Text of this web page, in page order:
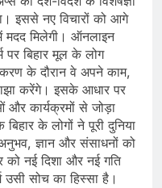
इससे नए विचारों को आगे
मदद मिलेगी। ऑनलाइन
पर बिहार मूल के लोग
के दौरान वे अपने काम,
करेंगे। इसके आधार पर
और कार्यक्रमों से जोड़ा
के लोगों ने पूरी दुनिया
ज्ञान और संसाधनों को
को नई दिशा और नई गति
उसी सोच का हिस्सा है।